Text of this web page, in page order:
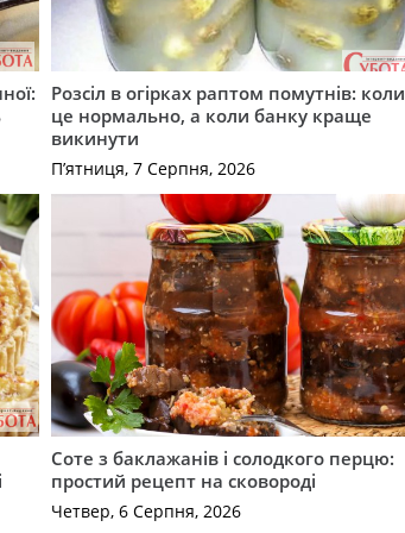
Розсіл в огірках раптом помутнів: коли
це нормально, а коли банку краще
викинути
П’ятниця, 7 Серпня, 2026
Соте з баклажанів і солодкого перцю:
простий рецепт на сковороді
Четвер, 6 Серпня, 2026